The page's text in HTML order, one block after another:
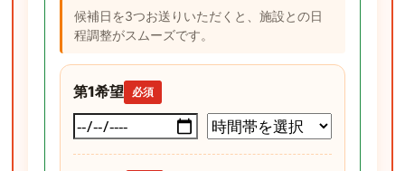
候補日を3つお送りいただくと、施設との日
程調整がスムーズです。
第1希望 必須